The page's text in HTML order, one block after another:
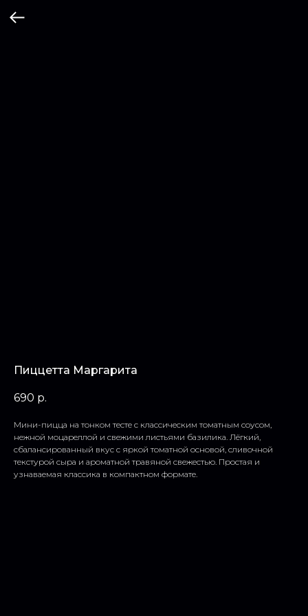
Пиццетта Маргарита
690 р.
Мини-пицца на тонком тесте с классическим томатным соусом,
нежной моцареллой и свежими листьями базилика. Лёгкий,
сбалансированный вкус с яркой томатной основой, сливочной
текстурой сыра и ароматной травяной свежестью. Простая и
узнаваемая классика в компактном формате.